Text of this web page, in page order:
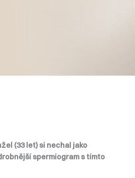
(33 let) si nechal jako
spermiogram s tímto